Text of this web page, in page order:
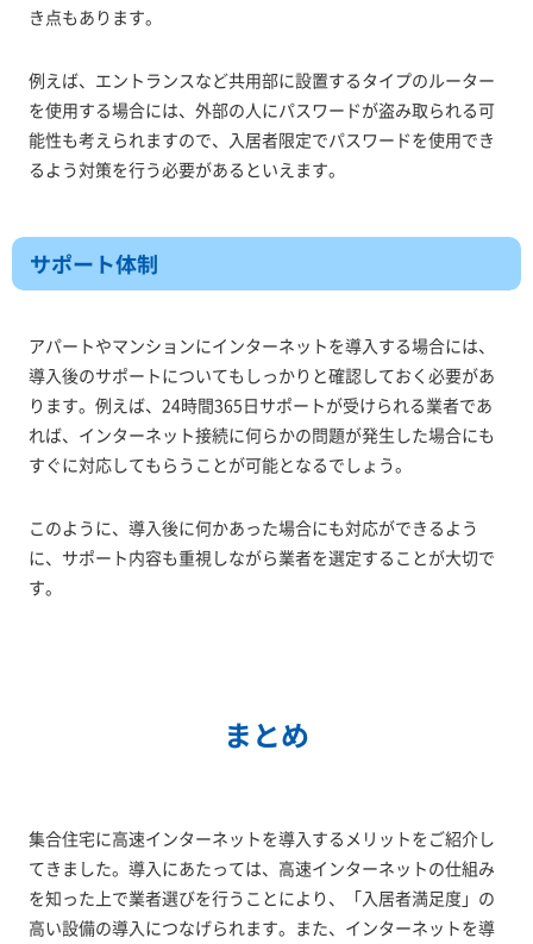
き点もあります。
例えば、エントランスなど共用部に設置するタイプのルーター
を使用する場合には、外部の人にパスワードが盗み取られる可
能性も考えられますので、入居者限定でパスワードを使用でき
るよう対策を行う必要があるといえます。
サポート体制
アパートやマンションにインターネットを導入する場合には、
導入後のサポートについてもしっかりと確認しておく必要があ
ります。例えば、24時間365日サポートが受けられる業者であ
れば、インターネット接続に何らかの問題が発生した場合にも
すぐに対応してもらうことが可能となるでしょう。
このように、導入後に何かあった場合にも対応ができるよう
に、サポート内容も重視しながら業者を選定することが大切で
す。
まとめ
集合住宅に高速インターネットを導入するメリットをご紹介し
てきました。導入にあたっては、高速インターネットの仕組み
を知った上で業者選びを行うことにより、「入居者満足度」の
高い設備の導入につなげられます。また、インターネットを導